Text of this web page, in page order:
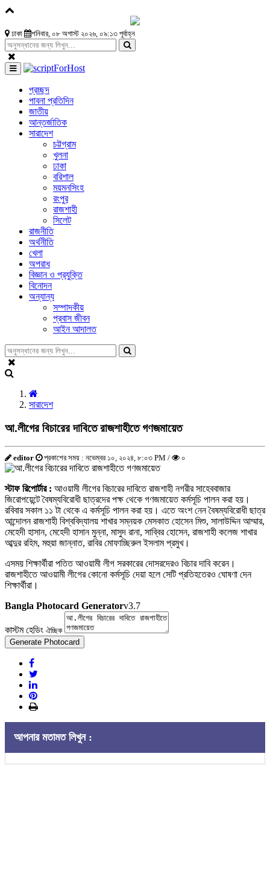
ঢাকা শনিবার, ০৮ অগাস্ট ২০২৬, ০৯:১৩ পূর্বাহ্ন
প্রচ্ছদ
পাবনা প্রতিদিন
জাতীয়
আন্তর্জাতিক
সারাদেশ
চট্টগ্রাম
খুলনা
ঢাকা
বরিশাল
ময়মনসিংহ
রংপুর
রাজশাহী
সিলেট
রাজনীতি
অর্থনীতি
খেলা
অপরাধ
বিজ্ঞান ও প্রযুক্তি
বিনোদন
অন্যান্য
সম্পাদকীয়
প্রবাস জীবন
আইন আদালত
সারাদেশ
আ.লীগের বিচারের দাবিতে রাজশাহীতে গণজমায়েত
editor প্রকাশের সময় : নভেম্বর ১০, ২০২৪, ৮:০৩ PM / ০
স্টাফ রিপোর্টার : আওয়ামী লীগের বিচারের দাবিতে রাজশাহী নগরীর সাহেববাজার
জিরোপয়েন্টে বৈষম্যবিরোধী ছাত্রদের পক্ষ থেকে গণজমায়েত কর্মসূচি পালন করা হয়।
রবিবার সকাল ১১ টা থেকে এ কর্মসূচি পালন করা হয়। এতে অংশ নেন বৈষম্যবিরোধী ছাত্র
আন্দোলন রাজশাহী বিশ্ববিদ্যালয় শাখার সম্নয়ক মেসকাত হোসেন মিশু, সালাউদ্দিন আম্মার,
মেহেদী হাসান, মেহেদী হাসান মুন্না, মাসুদ রানা, সাব্বির হোসেন, রাজশাহী কলেজ শাখার
আব্দুর রহিম, মহুয়া জান্নাত, রাবির মোফাচ্ছিরুল ইসলাম প্রমুখ।
এসময় শিক্ষার্থীরা পতিত আওয়ামী লীগ সরকারের দোসরদেরও বিচার দাবি করেন।
রাজশাহীতে আওয়ামী লীগের কোনো কর্মসূচি দেয়া হলে সেটি প্রতিহতেরও ঘোষণা দেন
শিক্ষার্থীরা।
Bangla Photocard Generatorv3.7
কাস্টম হেডিং ঐচ্ছিক
Generate Photocard
আপনার মতামত লিখুন :